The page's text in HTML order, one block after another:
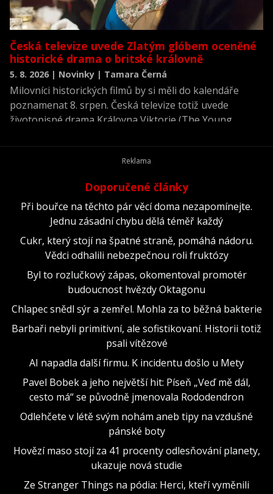
Česká televize uvede Zlatým glóbem oceněné
historické drama o britské královně
5. 8. 2026 | Novinky | Tamara Černá
Milovníci historických filmů by si měli do kalendáře
poznamenat 8. srpen. Česká televize totiž uvede
životopisné drama Královna Viktorie (The Young
Doporučené články
Při bouřce na těchto pár věcí doma nezapomínejte.
Jednu zásadní chybu dělá téměř každý
Cukr, který stojí na špatné straně, pomáhá nádoru.
Vědci odhalili nebezpečnou roli fruktózy
Byl to rozlučkový zápas, okomentoval promotér
budoucnost hvězdy Oktagonu
Chlapec snědl sýr a zemřel. Mohla za to běžná bakterie
Barbaři nebyli primitivní, ale sofistikovaní. Historii totiž
psali vítězové
AI napadla další firmu. K incidentu došlo u Mety
Pavel Bobek a jeho největší hit: Píseň „Veď mě dál,
cesto má“ se původně jmenovala Rododendron
Odlehčete v létě svým nohám aneb tipy na vzdušné
pánské boty
Hovězí maso stojí za 41 procenty odlesňování planety,
ukazuje nová studie
Ze Stranger Things na pódia: Herci, kteří vyměnili